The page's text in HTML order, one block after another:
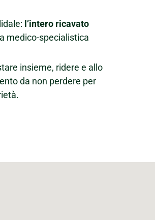
l’intero ricavato
medico-specialistica
insieme, ridere e allo
da non perdere per